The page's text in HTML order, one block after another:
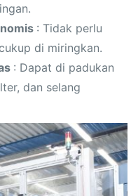
: Tidak perlu
di miringkan.
: Dapat di padukan
dan selang